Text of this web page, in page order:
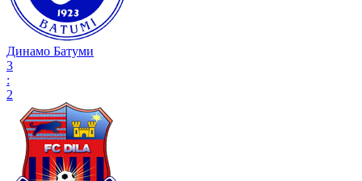
Динамо Батуми
3
:
2